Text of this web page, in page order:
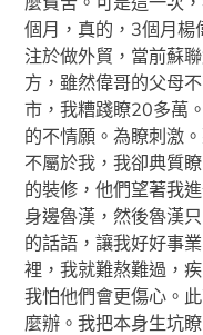
個月，真的，3個月楊
注於做外貿，當前蘇
方，雖然偉哥的父母
市，我糟踐瞭20多萬
的不情願。為瞭刺激
不屬於我，我卻典質
的裝修，他們望著我
身邊魯漢，然後魯漢
的話語，讓我好好事
裡，我就難熬難過，
我怕他們會更傷心。
麼辦。我把本身生坑